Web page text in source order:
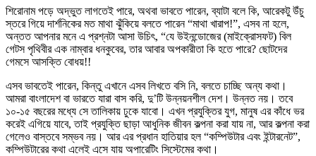
শিরোনাম পড়ে অদ্ভুত লাগতেই পারে, অথবা ভাবতে পারেন, ব্যাটা বলে কি, আরেকটু উঁচু
স্তরে গিয়ে দার্শনিকের মত মাথা ঝুঁকিয়ে বলতে পারেন “মাথা খারাপ!”, এসব না হলে,
অন্তত আপনার মনে এ প্রশ্নটা আসা উচিৎ, “যে উইনন্ডোজের (মাইক্রোসফট) বিল
গেটস পৃথিবীর এক নাম্বার ধনকুবের, তার আবার অপকারীতা কি হতে পারে? ছোটদের
গেমসে আসক্তি বোধয়!!
এসব ভাবতেই পারেন, কিন্তু এখানে এসব লিখতে বসি নি, বলতে চাচ্ছি অন্য কথা।
আমরা বাংলাদেশ বা ভারতে যারা বাস করি, দু’টি উন্নয়নশীল দেশ। উন্নত নয়। তবে
১০-১৫ বছরের মধ্যে সে তালিকায় ঢুকে যাবো। এখন প্রযুক্তির যুগ, মানুষ এর কাঁধে ভর
করেই এগিয়ে যাবে, তাই প্রযুক্তি ছাড়া আধুনিক জীবন কল্পনা করা যায় না, আর কল্পনা করা
গেলেও বাস্তবে সম্ভব নয়। আর এর প্রধান হাতিয়ার হল “কম্পিউটার এবং ইন্টারনেট”,
কম্পিউটারের কথা এলেই এসে যায় অপারেটিং সিস্টেমের কথা।